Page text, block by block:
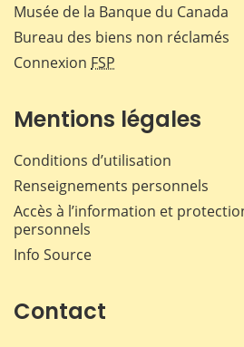
Musée de la Banque du Canada
Bureau des biens non réclamés
Connexion FSP
Mentions légales
Conditions d’utilisation
Renseignements personnels
Accès à l’information et
personnels
Info Source
Contact